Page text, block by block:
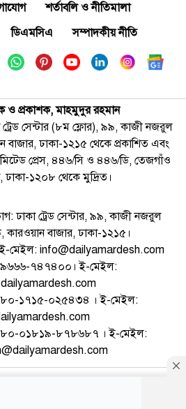
শর্তাবলি ও নীতিমালা
ডিএমসিএ সম্পাদকীয় নীতি
ও প্রকাশক, মাহমুদুর রহমান
সেন্টার (৮ম ফ্লোর), ৯৯, কাজী নজরুল
বাজার, ঢাকা-১২১৫ থেকে প্রকাশিত এবং
প্রেস, ৪৪৬/সি ও ৪৪৬/ডি, তেজগাঁও
ঢাকা-১২০৮ থেকে মুদ্রিত।
ঢাকা ট্রেড সেন্টার, ৯৯, কাজী নজরুল
কারওয়ান বাজার, ঢাকা-১২১৫।
মেইল: info@dailyamardesh.com
৭৪৭৪০০। ই-মেইল:
১৭১৫-০২৫৪৩৪ । ই-মেইল:
০১৮১৯-৮৭৮৬৮৭ । ই-মেইল: